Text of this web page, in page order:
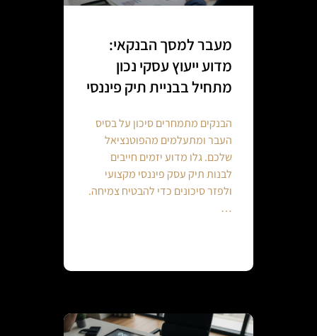
מעבר למסך הבנקאי:
מדוע ייעוץ עסקי נכון
מתחיל בבניית תיק פיננסי
הבנקים מתמחרים סיכון על בסיס
העבר ומתעלמים מהפוטנציאל
שלכם. גלו מדוע יזמים חייבים
לבנות תיק עסק פיננסי מקצועי
ולפזר סיכונים כדי להבטיח צמיחה.
…